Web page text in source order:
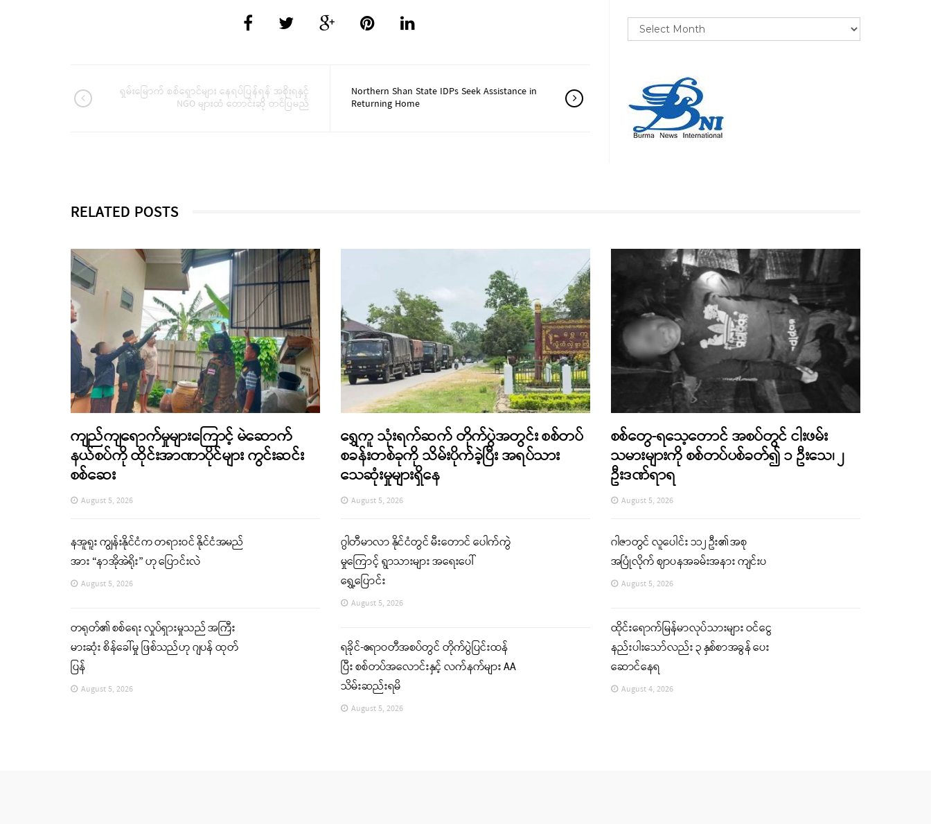
ရှမ်းမြောက် စစ်ရှောင်များ နေရပ်ပြန်ရန် အစိုးရနှင့်
NGO များထံ တောင်းဆို တင်ပြမည်
Northern Shan State IDPs Seek Assistance in
Returning Home
RELATED POSTS
ကျည်ကျရောက်မှုများကြောင့် မဲဆောက်
နယ်စပ်ကို ထိုင်းအာဏာပိုင်များ ကွင်းဆင်း
စစ်ဆေး
August 5, 2026
နအူရူး ကျွန်းနိုင်ငံက တရားဝင် နိုင်ငံအမည်
အား “နာအိုအဲရိုး” ဟု ပြောင်းလဲ
August 5, 2026
တရုတ်၏ စစ်ရေး လှုပ်ရှားမှုသည် အကြီး
မားဆုံး စိန်ခေါ်မှု ဖြစ်သည်ဟု ဂျပန် ထုတ်
ပြန်
August 5, 2026
ရွှေကူ သုံးရက်ဆက် တိုက်ပွဲအတွင်း စစ်တပ်
စခန်းတစ်ခုကို သိမ်းပိုက်ခဲ့ပြီး အရပ်သား
သေဆုံးမှုများရှိနေ
August 5, 2026
ဂွါတီမာလာ နိုင်ငံတွင် မီးတောင် ပေါက်ကွဲ
မှုကြောင့် ရွာသားများ အရေးပေါ်
ရွှေ့ပြောင်း
August 5, 2026
ရခိုင်-ဧရာဝတီအစပ်တွင် တိုက်ပွဲပြင်းထန်
ပြီး စစ်တပ်အလောင်းနှင့် လက်နက်များ AA
သိမ်းဆည်းရမိ
August 5, 2026
စစ်တွေ-ရသေ့တောင် အစပ်တွင် ငါးဖမ်း
သမားများကို စစ်တပ်ပစ်ခတ်၍ ၁ ဦးသေ၊ ၂
ဦးဒဏ်ရာရ
August 5, 2026
ဂါဇာတွင် လူပေါင်း ၁၁၂ ဦး၏ အစု
အပြုံလိုက် ဈာပနအခမ်းအနား ကျင်းပ
August 5, 2026
ထိုင်းရောက်မြန်မာလုပ်သားများ ဝင်ငွေ
နည်းပါးသော်လည်း ၃ နှစ်စာအခွန် ပေး
ဆောင်နေရ
August 4, 2026